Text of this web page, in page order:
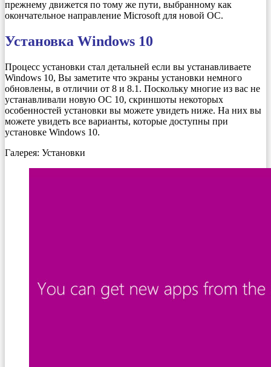
прежнему движется по тому же пути, выбранному как
окончательное направление Microsoft для новой ОС.
Установка Windows 10
Процесс установки стал детальней если вы устанавливаете
Windows 10, Вы заметите что экраны установки немного
обновлены, в отличии от 8 и 8.1. Поскольку многие из вас не
устанавливали новую ОС 10, скриншоты некоторых
особенностей установки вы можете увидеть ниже. На них вы
можете увидеть все варианты, которые доступны при
установке Windows 10.
Галерея: Установки